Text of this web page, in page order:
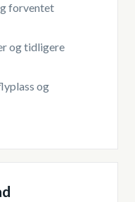
forventet
og tidligere
og